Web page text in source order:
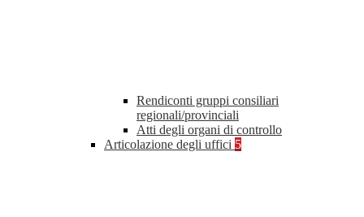
Rendiconti gruppi consiliari
regionali/provinciali
Atti degli organi di controllo
Articolazione degli uffici 5